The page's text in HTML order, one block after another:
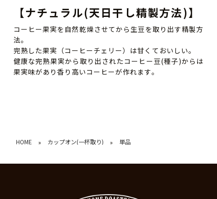
【ナチュラル(天日干し精製方法)】
コーヒー果実を自然乾燥させてから生豆を取り出す精製方
法。
完熟した果実（コーヒーチェリー）は甘くておいしい。
健康な完熟果実から取り出されたコーヒー豆(種子)からは
果実味があり香り高いコーヒーが作れます。
HOME » カップオン(一杯取り) » 単品